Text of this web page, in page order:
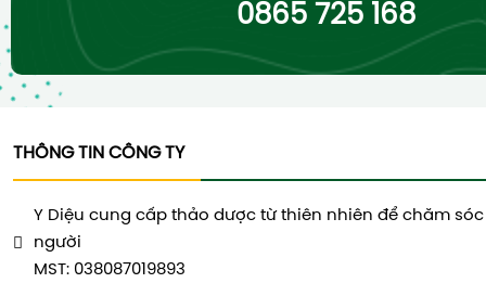
0865 725 168
THÔNG TIN CÔNG TY
Y Diệu cung cấp thảo dược từ thiên nhiên để chăm
người
MST: 038087019893